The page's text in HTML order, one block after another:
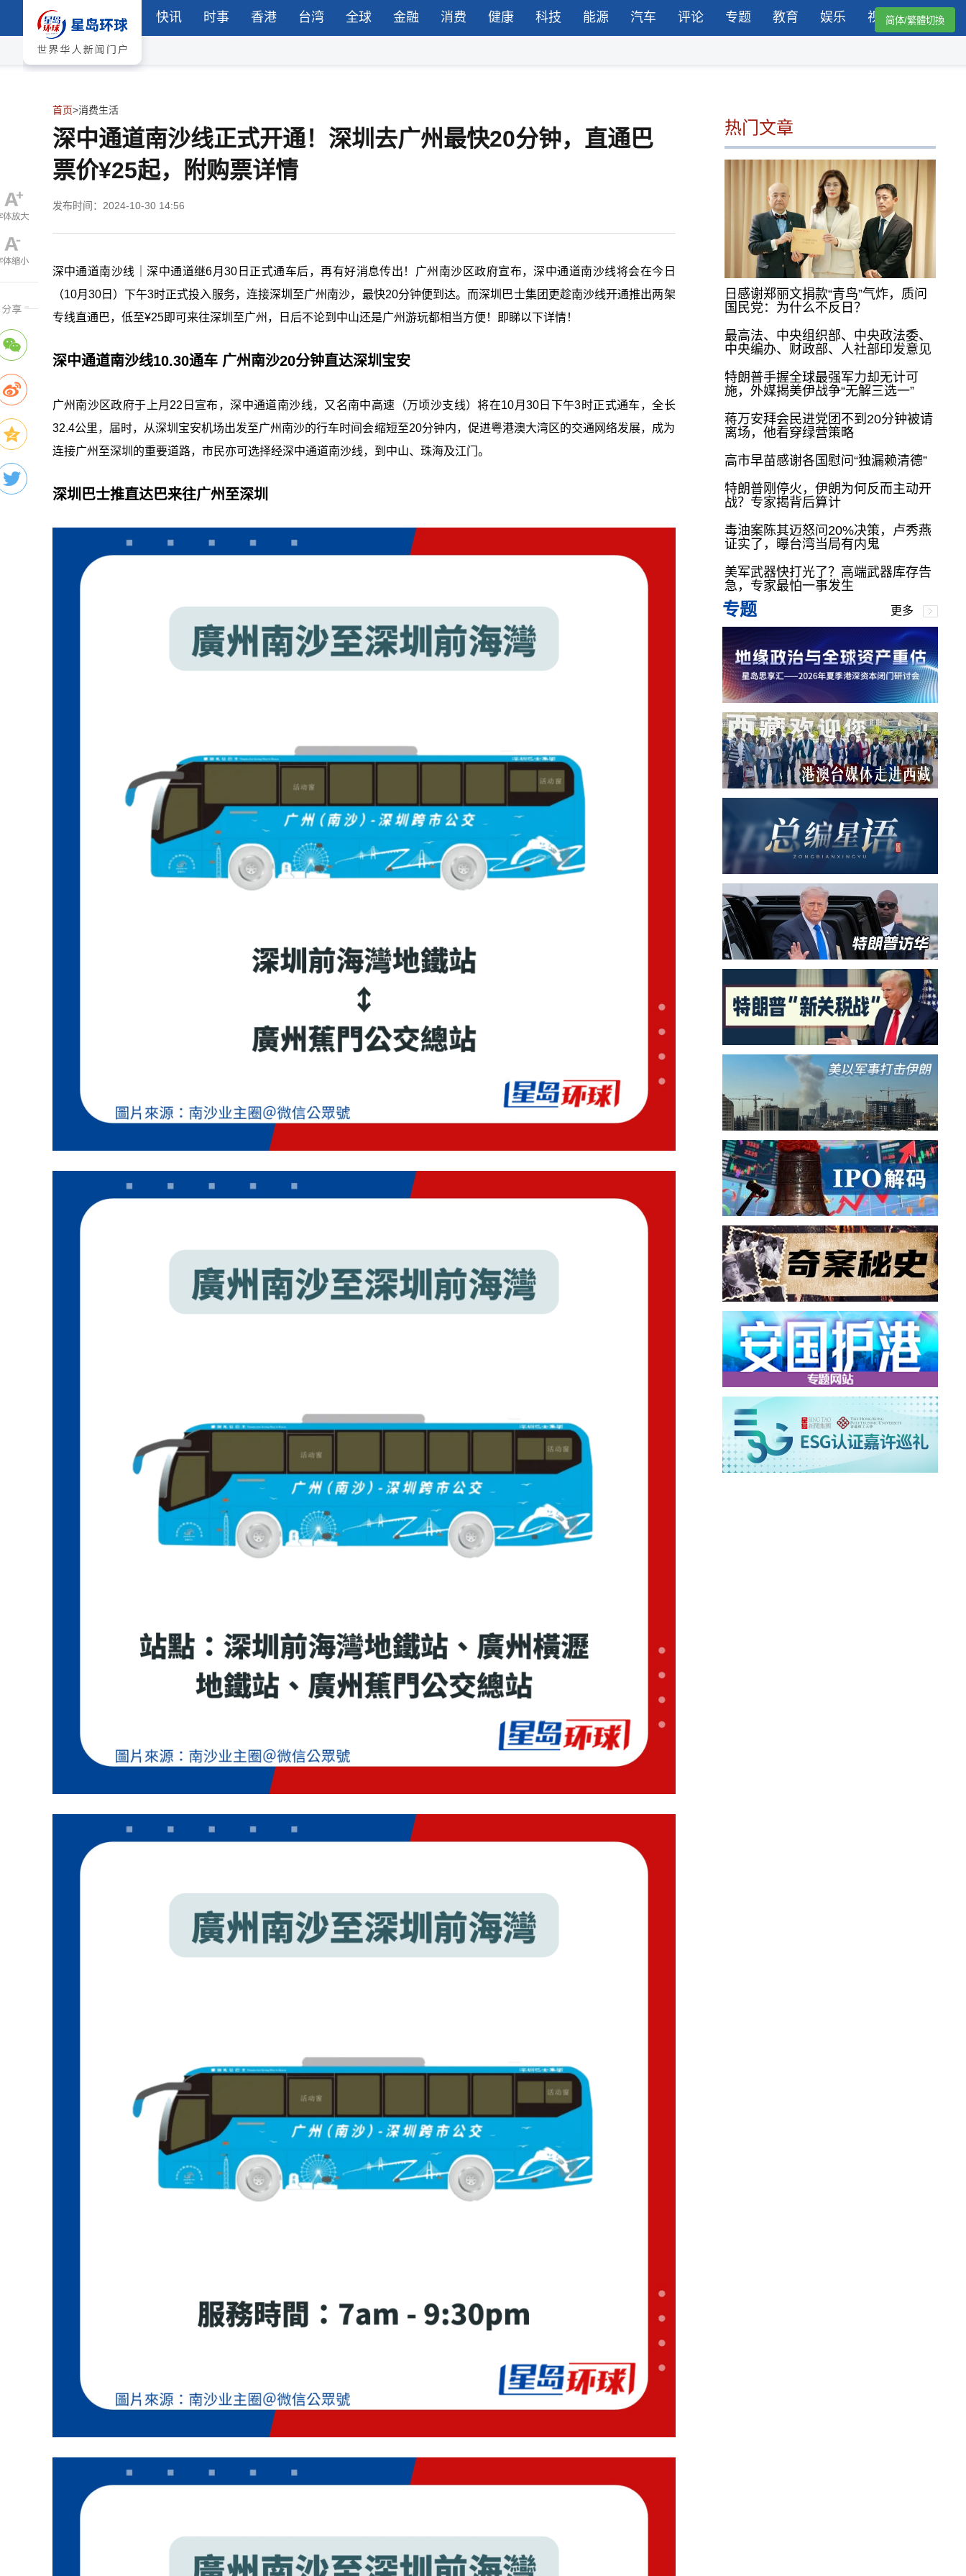
快讯 时事 香港 台湾 全球 金融 消费 健康 科技 能源 汽车 评论 专题 教育 娱乐 视频简体/繁體切換
首页>消费生活
深中通道南沙线正式开通！深圳去广州最快20分钟，直通巴
票价¥25起，附购票详情
发布时间：2024-10-30 14:56
深中通道南沙线｜深中通道继6月30日正式通车后，再有好消息传出！广州南沙区政府宣布，深中通道南沙线将会在今日
（10月30日）下午3时正式投入服务，连接深圳至广州南沙，最快20分钟便到达。而深圳巴士集团更趁南沙线开通推出两架
专线直通巴，低至¥25即可来往深圳至广州，日后不论到中山还是广州游玩都相当方便！即睇以下详情！
深中通道南沙线10.30通车 广州南沙20分钟直达深圳宝安
广州南沙区政府于上月22日宣布，深中通道南沙线，又名南中高速（万顷沙支线）将在10月30日下午3时正式通车，全长
32.4公里，届时，从深圳宝安机场出发至广州南沙的行车时间会缩短至20分钟内，促进粤港澳大湾区的交通网络发展，成为
连接广州至深圳的重要道路，市民亦可选择经深中通道南沙线，到中山、珠海及江门。
深圳巴士推直达巴来往广州至深圳
热门文章
日感谢郑丽文捐款“青鸟”气炸，质问
国民党：为什么不反日？
最高法、中央组织部、中央政法委、
中央编办、财政部、人社部印发意见
特朗普手握全球最强军力却无计可
施，外媒揭美伊战争“无解三选一”
蒋万安拜会民进党团不到20分钟被请
离场，他看穿绿营策略
高市早苗感谢各国慰问“独漏赖清德”
特朗普刚停火，伊朗为何反而主动开
战？专家揭背后算计
毒油案陈其迈怒问20%决策，卢秀燕
证实了，曝台湾当局有内鬼
美军武器快打光了？高端武器库存告
急，专家最怕一事发生
专题 更多